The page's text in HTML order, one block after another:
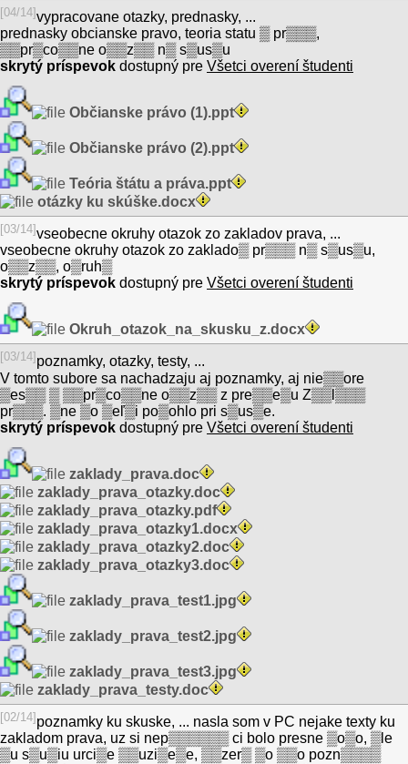
[04/14]vypracovane otazky, prednasky, ...
prednasky obcianske pravo, teoria statu ▒ pr▒▒▒,
▒▒pr▒co▒▒ne o▒▒z▒▒ n▒ s▒us▒u
skrytý príspevok dostupný pre Všetci overení študenti
Občianske právo (1).ppt
Občianske právo (2).ppt
Teória štátu a práva.ppt
otázky ku skúške.docx
[03/14]vseobecne okruhy otazok zo zakladov prava, ...
vseobecne okruhy otazok zo zaklado▒ pr▒▒▒ n▒ s▒us▒u,
o▒▒z▒▒, o▒ruh▒
skrytý príspevok dostupný pre Všetci overení študenti
Okruh_otazok_na_skusku_z.docx
[03/14] poznamky, otazky, testy, ...
V tomto subore sa nachadzaju aj poznamky, aj nie▒▒ore
▒es▒▒ ▒ ▒▒pr▒co▒▒ne o▒▒z▒▒ z pre▒▒e▒u Z▒▒l▒▒▒
pr▒▒▒. ▒ne ▒o ▒eľ▒i po▒ohlo pri s▒us▒e.
skrytý príspevok dostupný pre Všetci overení študenti
zaklady_prava.doc
zaklady_prava_otazky.doc
zaklady_prava_otazky.pdf
zaklady_prava_otazky1.docx
zaklady_prava_otazky2.doc
zaklady_prava_otazky3.doc
zaklady_prava_test1.jpg
zaklady_prava_test2.jpg
zaklady_prava_test3.jpg
zaklady_prava_testy.doc
[02/14]poznamky ku skuske, ... nasla som v PC nejake texty ku
zakladom prava, uz si nep▒▒▒▒▒▒ ci bolo presne ▒o▒o, ▒le
▒u s▒u▒iu urci▒e ▒▒uzi▒e▒e, ▒▒zer▒ ▒o ▒▒o pozn▒▒▒▒